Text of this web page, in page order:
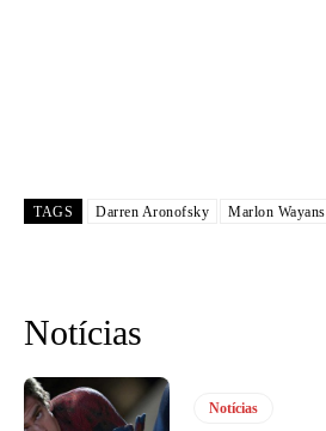
TAGS Darren Aronofsky Marlon Wayans
Notícias
Notícias